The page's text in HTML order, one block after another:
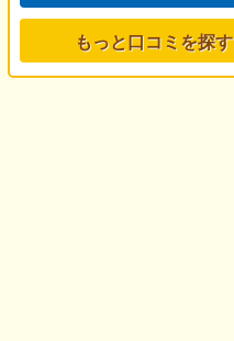
もっと口コミを探す